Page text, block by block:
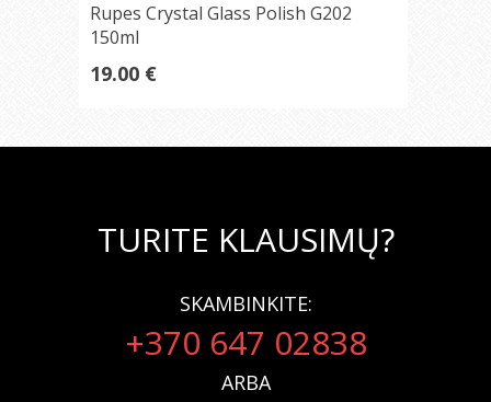
Rupes Crystal Glass Polish G202
150ml
19.00 €
TURITE KLAUSIMŲ?
SKAMBINKITE:
+370 647 02838
ARBA